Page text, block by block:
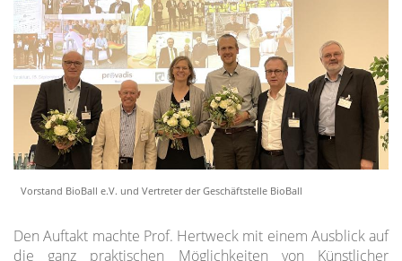
Vorstand BioBall e.V. und Vertreter der Geschäftstelle BioBall
Den Auftakt machte Prof. Hertweck mit einem Ausblick auf
die ganz praktischen Möglichkeiten von Künstlicher